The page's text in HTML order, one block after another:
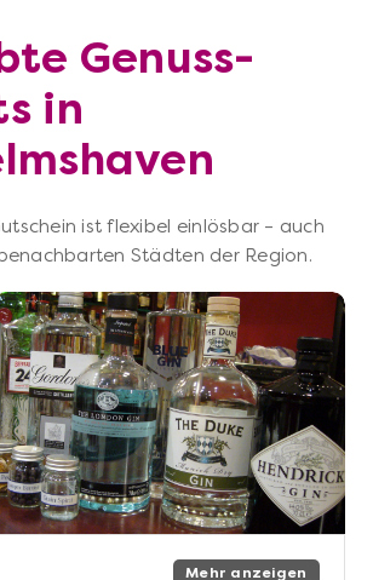
Genuss-
in
ist flexibel einlösbar – auch
Städten der Region.
Mehr anzeigen